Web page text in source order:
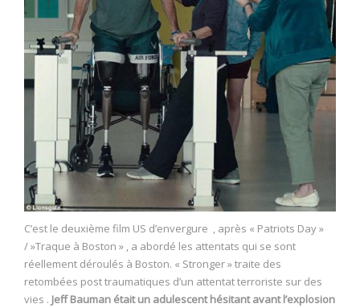
C’est le deuxième film US d’envergure , après « Patriots Day »
/ »Traque à Boston » , a abordé les attentats qui se sont
réellement déroulés à Boston. « Stronger » traite des
retombées post traumatiques d’un attentat terroriste sur des
vies . Jeff Bauman était un adulescent hésitant avant l’explosion